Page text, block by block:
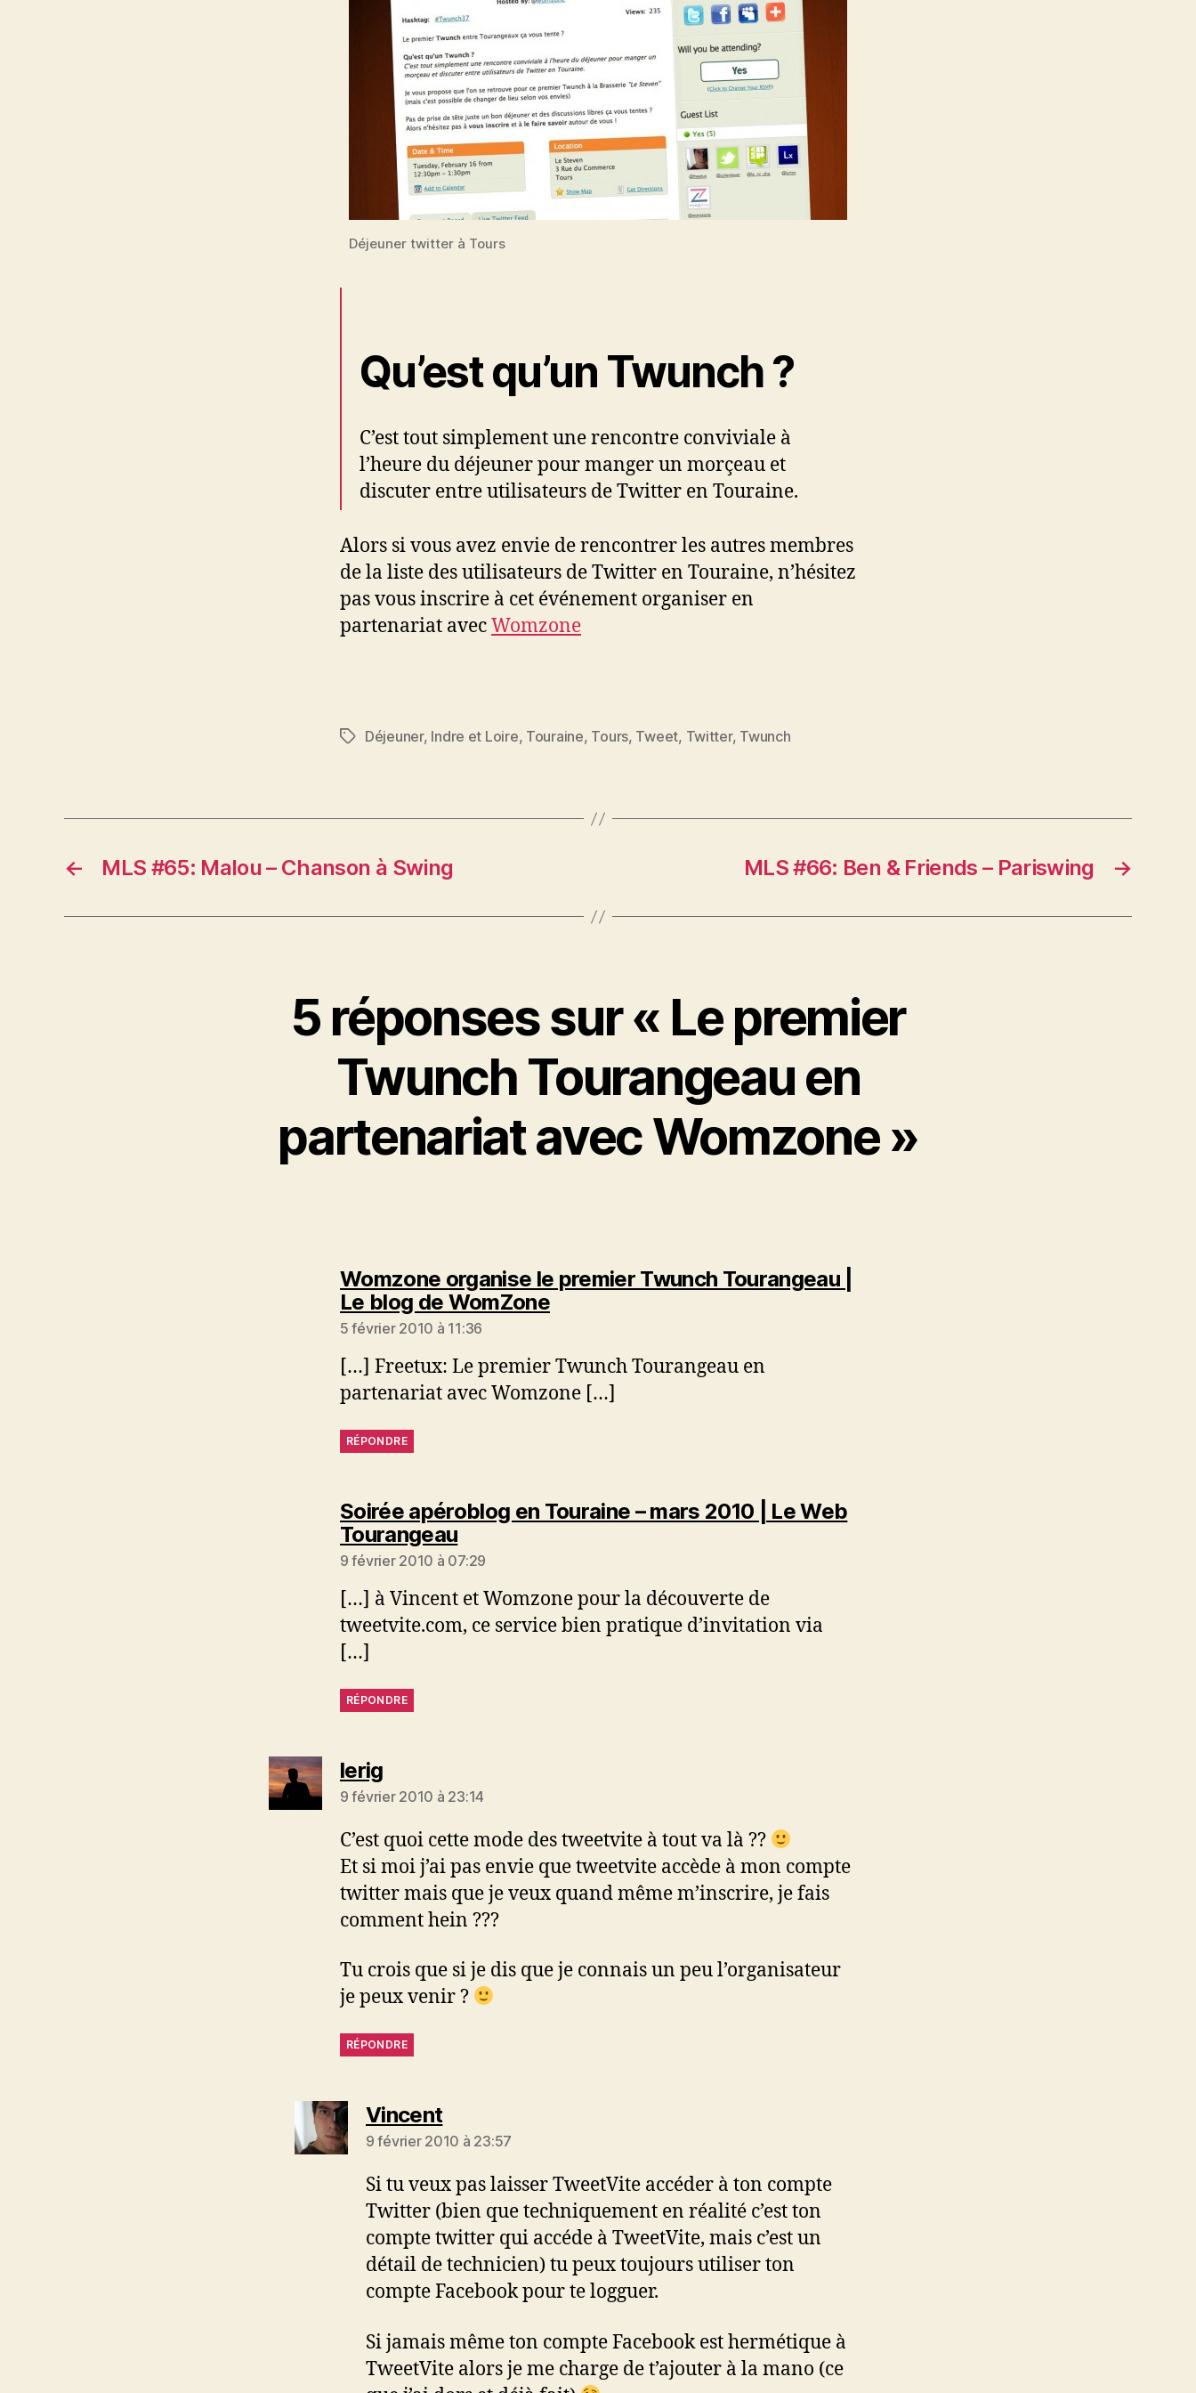
Déjeuner twitter à Tours
Qu’est qu’un Twunch ?
C’est tout simplement une rencontre conviviale à
l’heure du déjeuner pour manger un morçeau et
discuter entre utilisateurs de Twitter en Touraine.
Alors si vous avez envie de rencontrer les autres membres
de la liste des utilisateurs de Twitter en Touraine, n’hésitez
pas vous inscrire à cet événement organiser en
partenariat avecWomzone
Étiquettes
Déjeuner, Indre et Loire, Touraine, Tours, Tweet, Twitter, Twunch
← MLS #65: Malou – Chanson à Swing →
MLS #66: Ben & Friends – Pariswing
5 réponses sur « Le premier
Twunch Tourangeau en
partenariat avec Womzone »
Womzone organise le premier Twunch Tourangeau |
Le blog de WomZonedit :
5 février 2010 à 11:36
[…] Freetux: Le premier Twunch Tourangeau en
partenariat avec Womzone […]
RÉPONDRE
Soirée apéroblog en Touraine – mars 2010 | Le Web
Tourangeaudit :
9 février 2010 à 07:29
[…] à Vincent et Womzone pour la découverte de
tweetvite.com, ce service bien pratique d’invitation via
[…]
RÉPONDRE
lerigdit :
9 février 2010 à 23:14
C’est quoi cette mode des tweetvite à tout va là ??
Et si moi j’ai pas envie que tweetvite accède à mon compte
twitter mais que je veux quand même m’inscrire, je fais
comment hein ???
Tu crois que si je dis que je connais un peu l’organisateur
je peux venir ?
RÉPONDRE
Vincentdit :
9 février 2010 à 23:57
Si tu veux pas laisser TweetVite accéder à ton compte
Twitter (bien que techniquement en réalité c’est ton
compte twitter qui accéde à TweetVite, mais c’est un
détail de technicien) tu peux toujours utiliser ton
compte Facebook pour te logguer.
Si jamais même ton compte Facebook est hermétique à
TweetVite alors je me charge de t’ajouter à la mano (ce